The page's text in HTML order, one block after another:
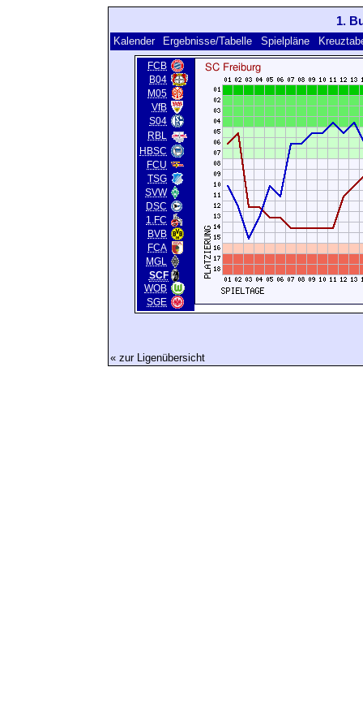
1.
Kalender Ergebnisse/Tabelle Spielpläne
FCB
B04
M05
VfB
S04
RBL
HBSC
FCU
TSG
SVW
DSC
1.FC
BVB
FCA
MGL
SCF
WOB
SGE
« zur Ligenübersicht